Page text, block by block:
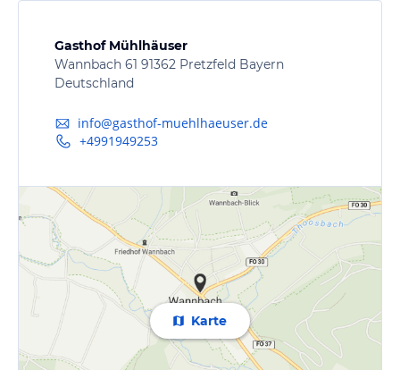
Gasthof Mühlhäuser
Wannbach 61 91362 Pretzfeld Bayern
Deutschland
info@gasthof-muehlhaeuser.de
+4991949253
Karte